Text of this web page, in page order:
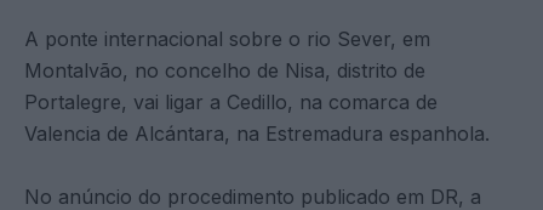
A ponte internacional sobre o rio Sever, em
Montalvão, no concelho de Nisa, distrito de
Portalegre, vai ligar a Cedillo, na comarca de
Valencia de Alcántara, na Estremadura espanhola.
No anúncio do procedimento publicado em DR, a